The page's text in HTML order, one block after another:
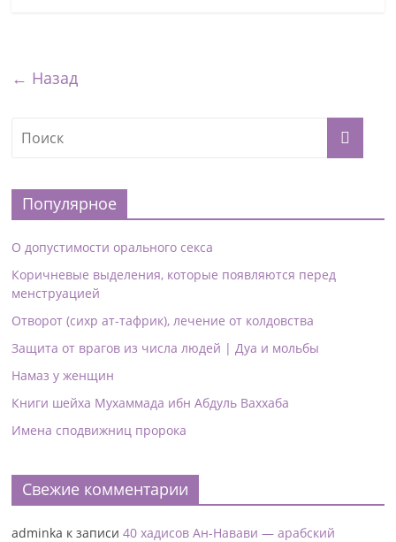
← Назад
Популярное
О допустимости орального секса
Коричневые выделения, которые появляются перед
менструацией
Отворот (сихр ат-тафрик), лечение от колдовства
Защита от врагов из числа людей | Дуа и мольбы
Намаз у женщин
Книги шейха Мухаммада ибн Абдуль Ваххаба
Имена сподвижниц пророка
Свежие комментарии
adminka к записи40 хадисов Ан-Навави — арабский